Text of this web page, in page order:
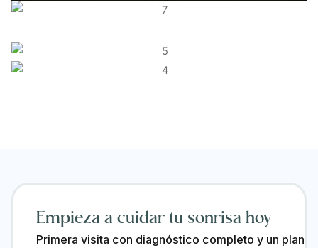
Empieza a cuidar tu sonrisa hoy
Primera visita con diagnóstico completo y un plan